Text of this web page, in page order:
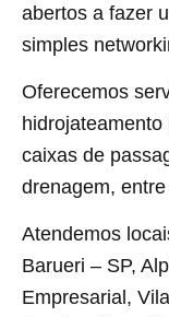
abertos a fazer
simples
Oferecemos
caixas de
drenagem,
Atendemos
Barueri – SP,
Empresarial,